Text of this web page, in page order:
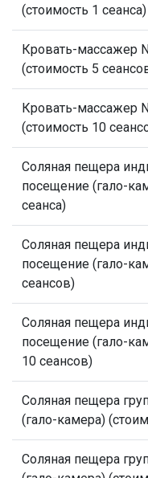
(стоимость 1 сеанса)
Кровать-массажер
(стоимость 5
Кровать-массажер
(стоимость 10
Соляная пещера
посещение (гало-
сеанса)
Соляная пещера
посещение (гало-
сеансов)
Соляная пещера
посещение (гало-
10 сеансов)
Соляная пещера
(гало-камера)
Соляная пещера